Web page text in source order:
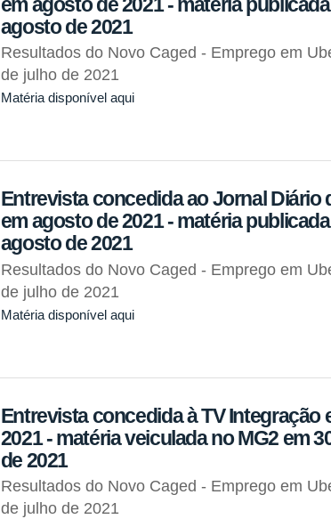
agosto de 2021
Resultados do Novo Caged - Emprego em
de julho de 2021
Matéria disponível aqui
Entrevista concedida ao Jornal Diário
em agosto de 2021 - matéria
agosto de 2021
Resultados do Novo Caged - Emprego em
de julho de 2021
Matéria disponível aqui
Entrevista concedida à TV Integração
2021 - matéria veiculada no MG2 em
de 2021
Resultados do Novo Caged - Emprego em
de julho de 2021